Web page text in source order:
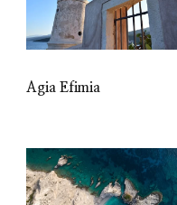
Agia Efimia